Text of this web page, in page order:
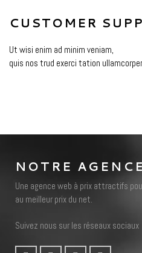
CUSTOMER
Ut wisi enim ad minim veniam,
quis nos trud exerci tation
NOTRE AGENCE
Une agence web à prix attractifs
au meilleur prix du net.
Suivez nous sur les réseaux sociaux